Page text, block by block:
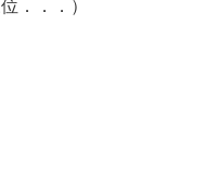
．．．）